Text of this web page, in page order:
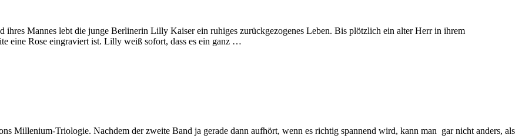
ihres Mannes lebt die junge Berlinerin Lilly Kaiser ein ruhiges zurückgezogenes Leben. Bis plötzlich ein alter Herr in ihrem
eine Rose eingraviert ist. Lilly weiß sofort, dass es ein ganz …
Millenium-Triologie. Nachdem der zweite Band ja gerade dann aufhört, wenn es richtig spannend wird, kann man gar nicht anders, als